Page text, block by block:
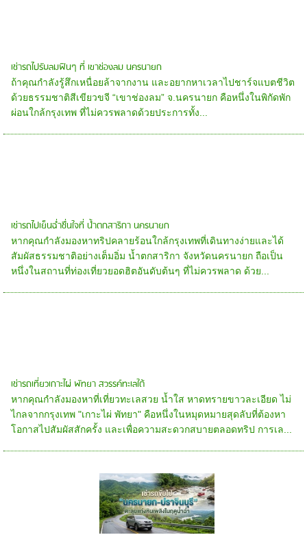
เช่ารถไปรับลมฟินๆ ที่ เขาช่องลม นครนายก
ถ้าคุณกำลังรู้สึกเหนื่อยล้าจากงาน และอยากหาเวลาไปชาร์จแบตชีวิต
ด้วยธรรมชาติสีเขียวขจี “เขาช่องลม” จ.นครนายก คือหนึ่งในพิกัดพัก
ผ่อนใกล้กรุงเทพ ที่ไม่ควรพลาดด้วยประการทั้ง...
เช่ารถไปเย็นฉ่ำชื่นใจที่ น้ำตกสาริกา นครนายก
หากคุณกำลังมองหาทริปคลายร้อนใกล้กรุงเทพที่เดินทางง่ายและได้
สัมผัสธรรมชาติอย่างเต็มอิ่ม น้ำตกสาริกา จังหวัดนครนายก ถือเป็น
หนึ่งในสถานที่ท่องเที่ยวยอดฮิตอันดับต้นๆ ที่ไม่ควรพลาด ด้วย...
เช่ารถเที่ยวเกาะไผ่ พัทยา สวรรค์ทะเลใต้
หากคุณกำลังมองหาที่เที่ยวทะเลสวย น้ำใส หาดทรายขาวละเอียด ไม่
ไกลจากกรุงเทพ "เกาะไผ่ พัทยา" คือหนึ่งในหมุดหมายสุดลับที่ต้องหา
โอกาสไปสัมผัสสักครั้ง และเพื่อความสะดวกสบายตลอดทริป การเล...